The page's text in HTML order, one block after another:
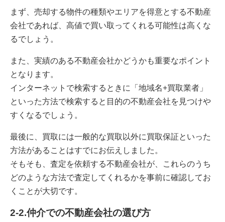
まず、売却する物件の種類やエリアを得意とする不動産
会社であれば、高値で買い取ってくれる可能性は高くな
るでしょう。
また、実績のある不動産会社かどうかも重要なポイント
となります。
インターネットで検索するときに「地域名+買取業者」
といった方法で検索すると目的の不動産会社を見つけや
すくなるでしょう。
最後に、買取には一般的な買取以外に買取保証といった
方法があることはすでにお伝えしました。
そもそも、査定を依頼する不動産会社が、これらのうち
どのような方法で査定してくれるかを事前に確認してお
くことが大切です。
2-2.仲介での不動産会社の選び方